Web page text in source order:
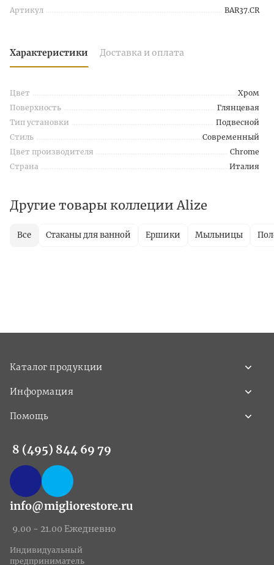
Артикул BAR37.CR
Характеристики Доставка и оплата
Цвет
Хром
Поверхность
Глянцевая
Тип установки
Подвесной
Стиль
Современный
Цвет производителя
Chrome
Страна
Италия
Другие товары коллеции Alize
Все Стаканы для ванной Ершики Мыльницы
Каталог продукции
Информация
Помощь
8 (495) 844 69 79
info@migliorestore.ru
9.00 - 21.00 Ежедневно
Индивидуальный
предприниматель